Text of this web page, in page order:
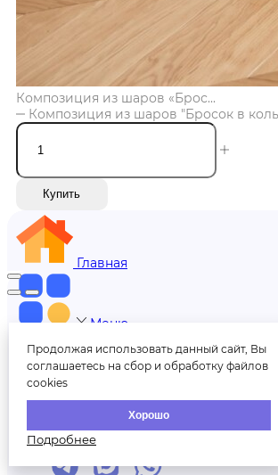
Композиция из шаров «Брос...
Композиция из шаров "Бросок в
Купить
Главная
Меню
+7 (812) 606-70-00
Продолжая использовать данный сайт, Вы
соглашаетесь на сбор и обработку файлов
cookies
Хорошо
Подробнее